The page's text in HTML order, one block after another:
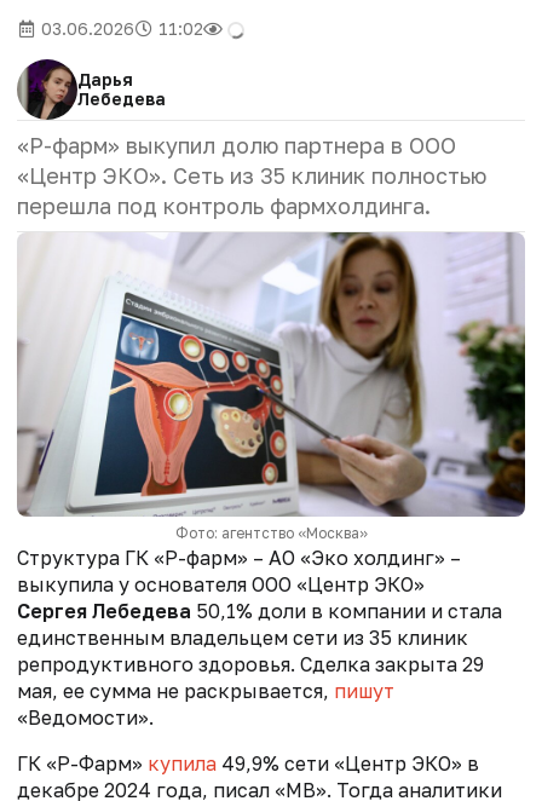
03.06.2026 11:02
Дарья
Лебедева
«Р-фарм» выкупил долю партнера в ООО
«Центр ЭКО». Сеть из 35 клиник полностью
перешла под контроль фармхолдинга.
Фото: агентство «Москва»
Структура ГК «Р-фарм» – АО «Эко холдинг» –
выкупила у основателя ООО «Центр ЭКО»
Сергея Лебедева 50,1% доли в компании и стала
единственным владельцем сети из 35 клиник
репродуктивного здоровья. Сделка закрыта 29
мая, ее сумма не раскрывается, пишут
«Ведомости».
ГК «Р-Фарм» купила 49,9% сети «Центр ЭКО» в
декабре 2024 года, писал «МВ». Тогда аналитики